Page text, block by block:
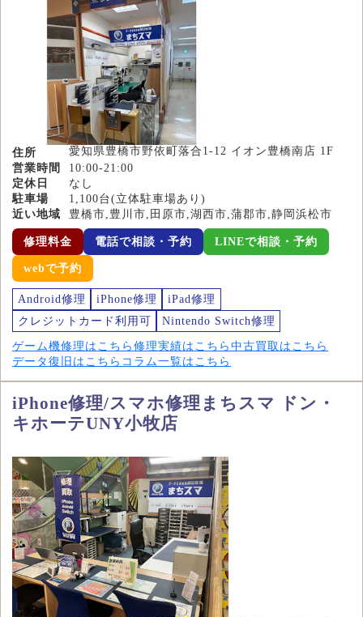
住所
愛知県豊橋市野依町落合1-12 イオン豊橋南店 1F
営業時間
10:00-21:00
定休日
なし
駐車場
1,100台(立体駐車場あり)
近い地域
豊橋市,豊川市,田原市,湖西市,蒲郡市,静岡浜松市
修理料金 電話で相談・予約 LINEで相談・予約
webで予約
Android修理 iPhone修理
iPad修理
クレジットカード利用可
Nintendo Switch修理
ゲーム機修理はこちら 修理実績はこちら 中古買取はこちら
データ復旧はこちら コラム一覧はこちら
iPhone修理/スマホ修理まちスマ ドン・
キホーテUNY小牧店